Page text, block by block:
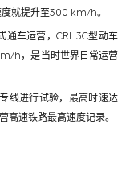
就提升至300 km/h。
车运营，CRH3C型动车
h，是当时世界日常运营
线进行试验，最高时速达
高速铁路最高速度记录。